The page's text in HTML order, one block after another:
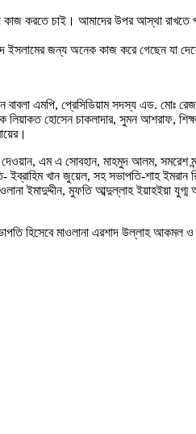
করতে চাই। আমাদের উপর আস্থা রাখতে
জন্য অনেক কাজ করে গেছেন যা
বাবলা এমপি, প্রেসিডিয়াম সদস্য এড.
হোসেন চাকলাদার, সুমন আশরাফ,
এম এ সোবহান, মাহমুদ আলম, সমরেশ
খান জুয়েল, সহ সভাপতি-শাহ
ইমাদুদ্দীন, মুফতি আব্দুল্লাহ ইয়াহইয়া
হিসেবে মাওলানা এরশাদ উল্লাহ